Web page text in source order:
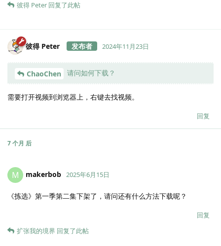
彼得 Peter 回复了此帖
彼得 Peter 2024年11月23日
ChaoChen 请问如何下载？
需要打开视频到浏览器上，右键去找视频。
回复
7 个月 后
M makerbob 2025年6月15日
《拣选》第一季第二集下架了，请问还有什么方法下载呢？
回复
扩张我的境界 回复了此帖